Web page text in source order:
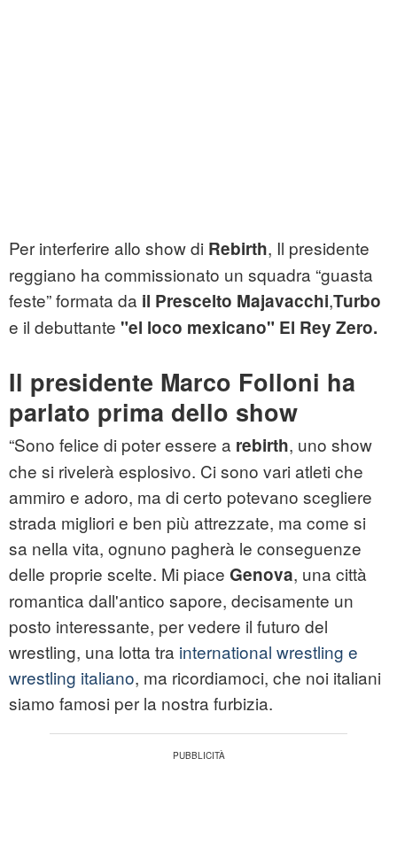
Per interferire allo show di Rebirth, Il presidente
reggiano ha commissionato un squadra “guasta
feste” formata da il Prescelto Majavacchi,Turbo
e il debuttante "el loco mexicano" El Rey Zero.
Il presidente Marco Folloni ha
parlato prima dello show
“Sono felice di poter essere a rebirth, uno show
che si rivelerà esplosivo. Ci sono vari atleti che
ammiro e adoro, ma di certo potevano scegliere
strada migliori e ben più attrezzate, ma come si
sa nella vita, ognuno pagherà le conseguenze
delle proprie scelte. Mi piace Genova, una città
romantica dall'antico sapore, decisamente un
posto interessante, per vedere il futuro del
wrestling, una lotta tra international wrestling e
wrestling italiano, ma ricordiamoci, che noi italiani
siamo famosi per la nostra furbizia.